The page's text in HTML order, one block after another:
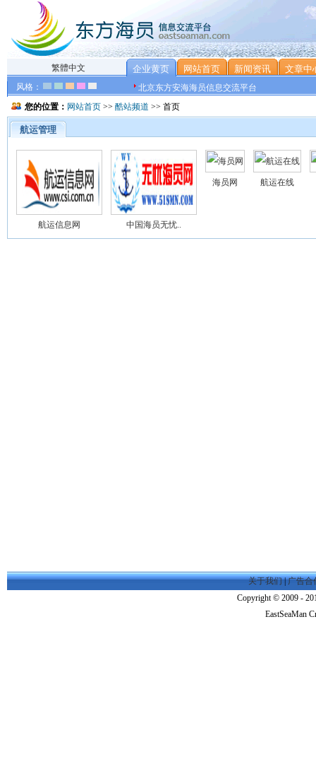
繁體中文
风格：
企业黄页 网站首页 新闻资讯 文章中
北京东方安海海员信息交流平台
您的位置： 网站首页 >> 酷站频道 >> 首页
航运管理
航运信息网 中国海员无忧..
海员网 航运在线
关于我们|广告合
Copyright © 2009 -
EastSeaMan